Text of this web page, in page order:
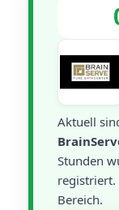
Aktuell
Stunden
Bereich.